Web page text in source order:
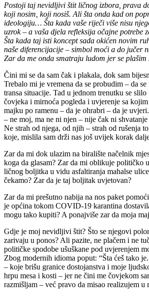
Postoji taj nevidljivi štit ličnog izbora, prava
koji nosim, koji nosiš. Ali šta onda kad on
ideologiju… Šta kada vaše riječi više nisu
uzrok – a vaša djela refleksija očajne potrebe
Šta kada taj isti koncept sada okićen novim
naše diferencijacije – simbol moći a do jučer
Zar da me onda smatraju ludom jer se plašim
Čini mi se da sam čak i plakala, dok sam
Trebalo mi je vremena da se probudim – da
transa situacije. Tad u jednom trenutku se
čovjeka i mirnoća pogleda i uvjerenje sa
majku po ramenu – da je ohrabri – da je
– ne moj, ma ne ni njen – nije čak ni shvatanje
Ne strah od njega, od njih – strah od rušenja
koje, mislila sam drži nas još uvijek korak
Zar da mi dok ulazim na biralište načelnik
koga da glasam? Zar da mi oblikuje političko
ličnog boljitka u vidu asfaltiranja mahalse
čekamo? Zar da je taj boljitak uvjetovan?
Zar da mi prešutno nabija na nos paket
je općina tokom COVID-19 karantina
mogu tako kupiti? A ponajviše zar da moja
Gdje je moj nevidljivi štit? Što se njegovi
zarivaju u ponos? Ali pazite, ne plačem i ne
političke spodobe ušuškane pod uvjerenjem
Zbog modernih idioma poput: “Šta ćeš tako
– koje brišu granice dostojanstva i moje
hrpu mesa i kosti – jer ne čini me čovjekom
razmišljam – već pravo da misao realizujem u